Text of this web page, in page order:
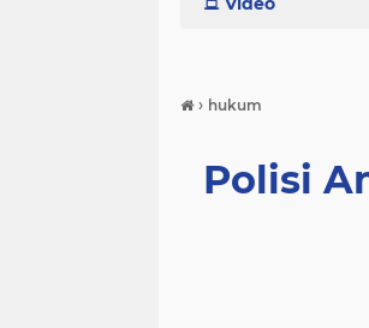
› hukum
Polisi